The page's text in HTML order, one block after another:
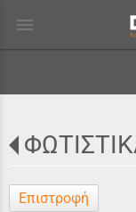
menu
Επιστροφή